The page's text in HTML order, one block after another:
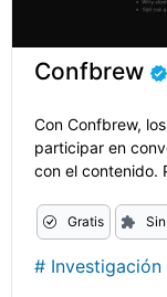
Confbrew
Con Confbrew,
participar en
con el contenido.
Gratis
# Investigación